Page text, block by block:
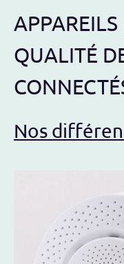
QUALITÉ
Nos